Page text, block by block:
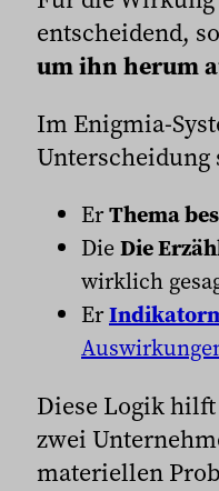
entscheidend,
um ihn herum
Im Enigmia-
ErThema
DieDie
wirklich
Er
Diese Logik
zwei
materiellen